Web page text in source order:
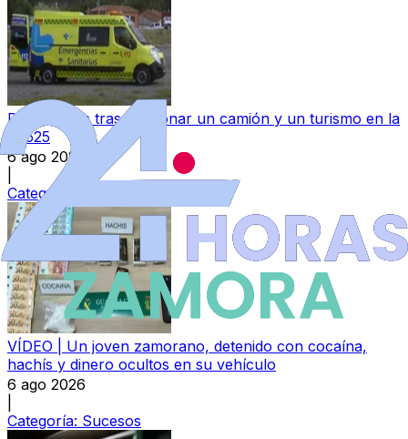
Dos heridos tras colisionar un camión y un turismo en la
N-525
6 ago 2026
Categoría:
VÍDEO | Un joven zamorano, detenido con cocaína,
hachís y dinero ocultos en su vehículo
6 ago 2026
Categoría: Sucesos